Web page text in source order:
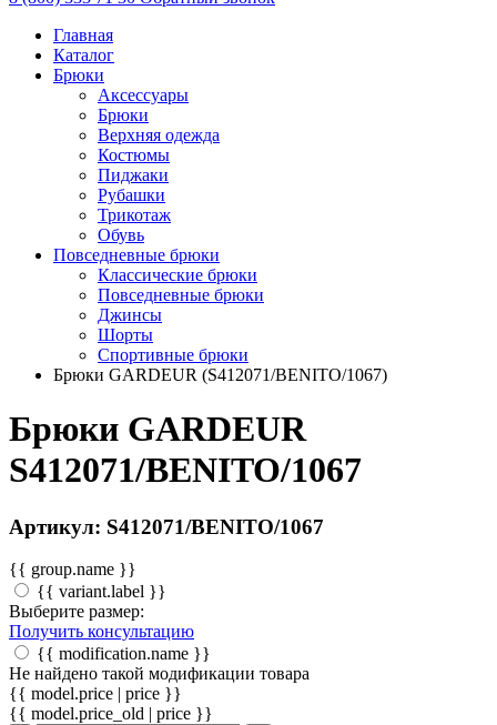
Главная
Каталог
Брюки
Аксессуары
Брюки
Верхняя одежда
Костюмы
Пиджаки
Рубашки
Трикотаж
Обувь
Повседневные брюки
Классические брюки
Повседневные брюки
Джинсы
Шорты
Спортивные брюки
Брюки GARDEUR (S412071/BENITO/1067)
Брюки GARDEUR
S412071/BENITO/1067
Артикул: S412071/BENITO/1067
{{ group.name }}
{{ variant.label }}
Выберите размер:
Получить консультацию
{{ modification.name }}
Не найдено такой модификации товара
{{ model.price | price }}
{{ model.price_old | price }}